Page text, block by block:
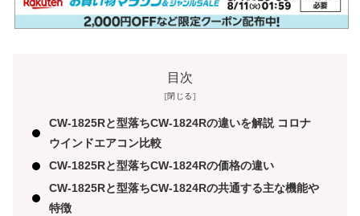
目次
CW-1825Rと型落ちCW-1824Rの違いを解説 コロナ
ウインドエアコン比較
CW-1825Rと型落ちCW-1824Rの価格の違い
CW-1825Rと型落ちCW-1824Rの共通する主な機能や
特徴